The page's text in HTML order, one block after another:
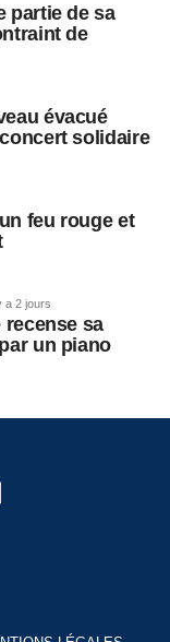
partie de sa
de
évacué
solidaire
feu rouge et
a 2 jours
recense sa
un piano